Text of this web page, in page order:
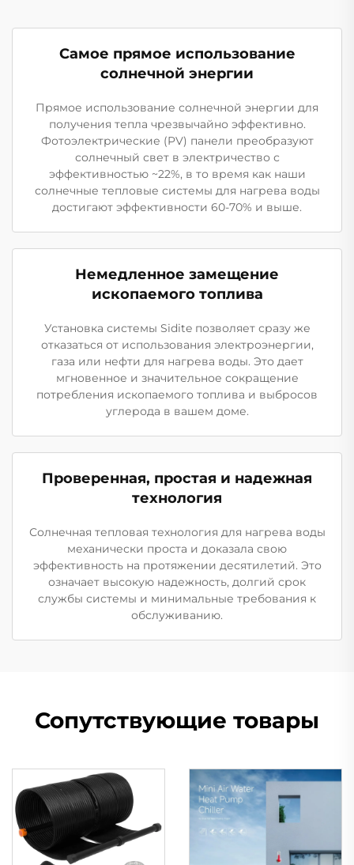
Самое прямое использование
солнечной энергии
Прямое использование солнечной энергии для
получения тепла чрезвычайно эффективно.
Фотоэлектрические (PV) панели преобразуют
солнечный свет в электричество с
эффективностью ~22%, в то время как наши
солнечные тепловые системы для нагрева воды
достигают эффективности 60-70% и выше.
Немедленное замещение
ископаемого топлива
Установка системы Sidite позволяет сразу же
отказаться от использования электроэнергии,
газа или нефти для нагрева воды. Это дает
мгновенное и значительное сокращение
потребления ископаемого топлива и выбросов
углерода в вашем доме.
Проверенная, простая и надежная
технология
Солнечная тепловая технология для нагрева воды
механически проста и доказала свою
эффективность на протяжении десятилетий. Это
означает высокую надежность, долгий срок
службы системы и минимальные требования к
обслуживанию.
Сопутствующие товары